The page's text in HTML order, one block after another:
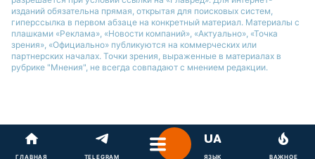
изданий обязательна прямая, открытая для поисковых систем,
гиперссылка в первом абзаце на конкретный материал. Материалы с
плашками «Реклама», «Новости компаний», «Актуально», «Точка
зрения», «Официально» публикуются на коммерческих или
партнерских началах. Точки зрения, выраженные в материалах в
рубрике "Мнения", не всегда совпадают с мнением редакции.
ГЛАВНАЯ TELEGRAM ЯЗЫК ВАЖНОЕ